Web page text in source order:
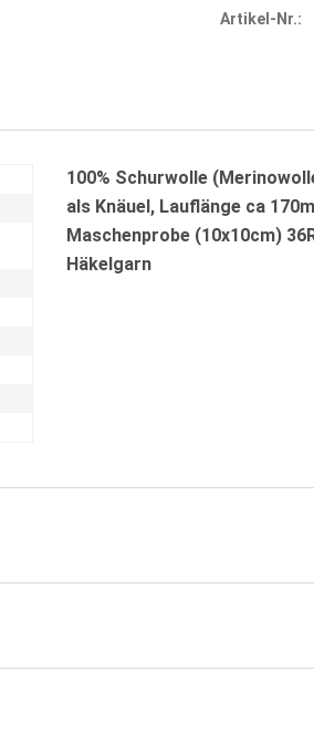
Artikel-Nr.:
100% Schurwolle
als Knäuel, Lauflänge ca
Maschenprobe (10x10cm)
Häkelgarn